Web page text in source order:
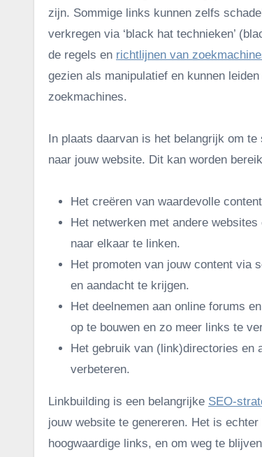
zijn. Sommige links kunnen zelfs
verkregen via ‘black hat technieken’
de regels en richtlijnen van
gezien als manipulatief en kunnen
zoekmachines.
In plaats daarvan is het belangrijk om
naar jouw website. Dit kan worden
Het creëren van waardevolle
Het netwerken met andere
naar elkaar te linken.
Het promoten van jouw content via
en aandacht te krijgen.
Het deelnemen aan online forums
op te bouwen en zo meer links te
Het gebruik van (link)directories en
verbeteren.
Linkbuilding is een belangrijke SEO-
jouw website te genereren. Het is
hoogwaardige links, en om weg te